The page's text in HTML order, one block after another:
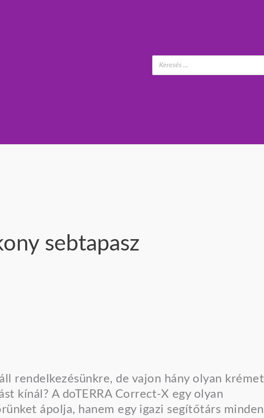
sebtapasz
rendelkezésünkre, de vajon hány olyan krémet
kínál? A doTERRA Correct-X egy olyan
ápolja, hanem egy igazi segítőtárs minden